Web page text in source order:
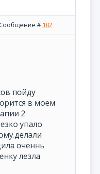
Сообщение # 102
пойду
в моем
2
упало
оченнь
лезла